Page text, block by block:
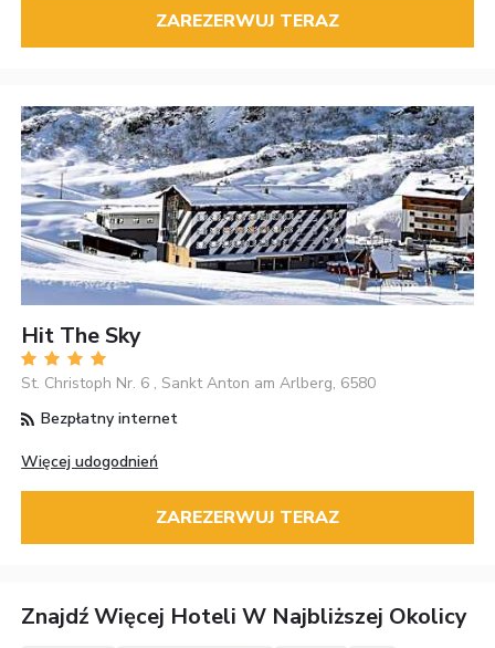
ZAREZERWUJ TERAZ
Hit The Sky
St. Christoph Nr. 6 , Sankt Anton am Arlberg, 6580
Bezpłatny internet
Więcej udogodnień
ZAREZERWUJ TERAZ
Znajdź Więcej Hoteli W Najbliższej Okolicy